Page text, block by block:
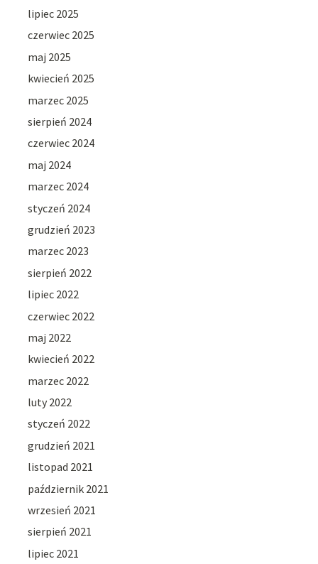
lipiec 2025
czerwiec 2025
maj 2025
kwiecień 2025
marzec 2025
sierpień 2024
czerwiec 2024
maj 2024
marzec 2024
styczeń 2024
grudzień 2023
marzec 2023
sierpień 2022
lipiec 2022
czerwiec 2022
maj 2022
kwiecień 2022
marzec 2022
luty 2022
styczeń 2022
grudzień 2021
listopad 2021
październik 2021
wrzesień 2021
sierpień 2021
lipiec 2021